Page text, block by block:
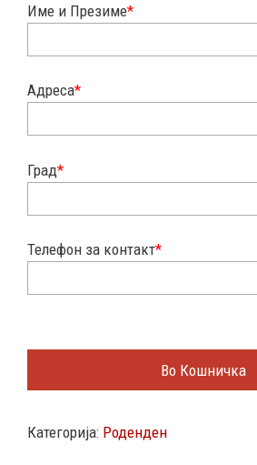
Име и Презиме*
Адреса*
Град*
Телефон за контакт*
Во Кошничка
Категорија: Роденден